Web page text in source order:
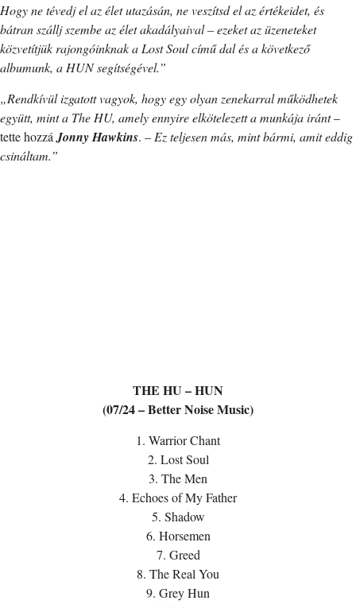
Hogy ne tévedj el az élet utazásán, ne veszítsd el az értékeidet, és
bátran szállj szembe az élet akadályaival – ezeket az üzeneteket
közvetítjük rajongóinknak a Lost Soul című dal és a következő
albumunk, a HUN segítségével.”
„Rendkívül izgatott vagyok, hogy egy olyan zenekarral működhetek
együtt, mint a The HU, amely ennyire elkötelezett a munkája iránt–
tette hozzáJonny Hawkins. – Ez teljesen más, mint bármi, amit eddig
csináltam.”
THE HU – HUN
(07/24 – Better Noise Music)
1. Warrior Chant
2. Lost Soul
3. The Men
4. Echoes of My Father
5. Shadow
6. Horsemen
7. Greed
8. The Real You
9. Grey Hun